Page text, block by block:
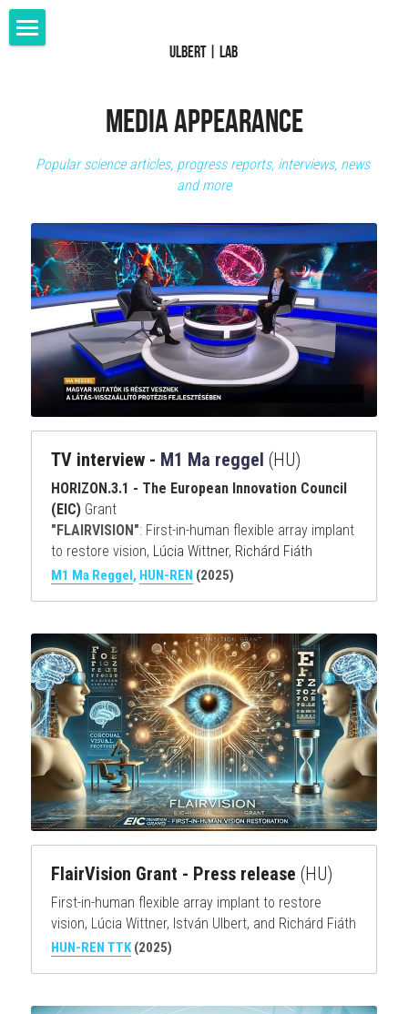
Ulbert | Lab
Patents
Datasets
Collaborations
Media
Search
MEDIA Appearance
Popular science articles, progress reports, interviews, news
and more
TV interview - M1 Ma reggel (HU)
HORIZON.3.1 - The European Innovation Council
(EIC) Grant
"FLAIRVISION": First-in-human flexible array implant
to restore vision, Lúcia Wittner, Richárd Fiáth
M1 Ma Reggel, HUN-REN (2025)
FlairVision Grant - Press release (HU)
First-in-human flexible array implant to restore
vision, Lúcia Wittner, István Ulbert, and Richárd Fiáth
HUN-REN TTK (2025)